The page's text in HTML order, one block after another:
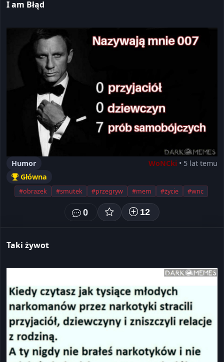
I am Błąd
Humor WoNCki • 5 lat temu
Główna
#obrazek #smutek #przegryw #mem #życie #wnc
0 12
Taki żywot